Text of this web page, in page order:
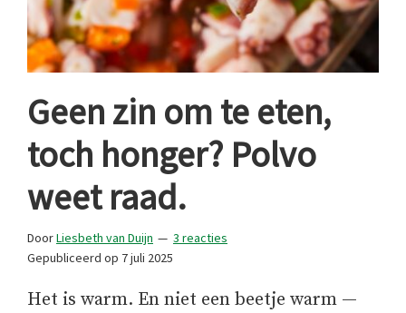
Geen zin om te eten,
toch honger? Polvo
weet raad.
DoorLiesbeth van Duijn
3 reacties
Gepubliceerd op 7 juli 2025
Het is warm. En niet een beetje warm —